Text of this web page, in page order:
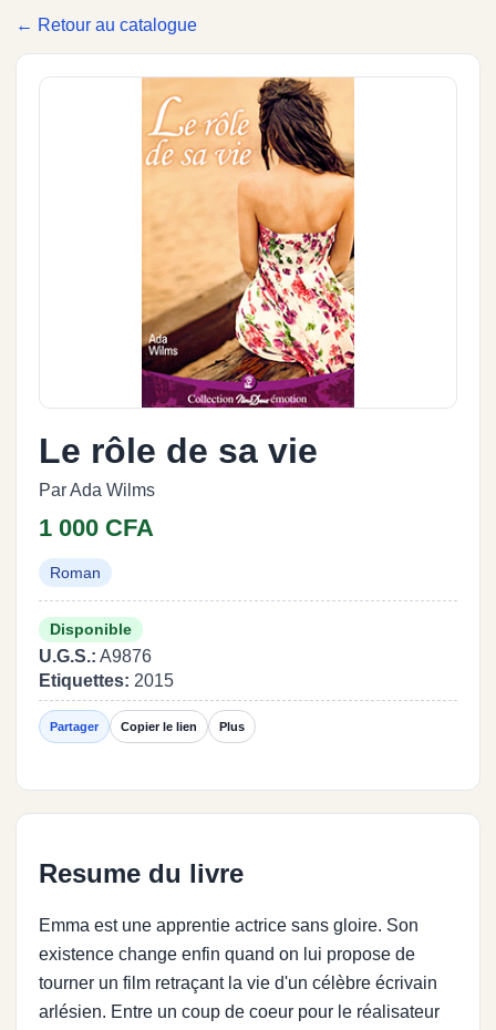
← Retour au catalogue
Le rôle de sa vie
Par Ada Wilms
1 000 CFA
Roman
Disponible
U.G.S.: A9876
Etiquettes: 2015
Partager Copier le lien Plus
Resume du livre
Emma est une apprentie actrice sans gloire. Son
existence change enfin quand on lui propose de
tourner un film retraçant la vie d'un célèbre écrivain
arlésien. Entre un coup de coeur pour le réalisateur